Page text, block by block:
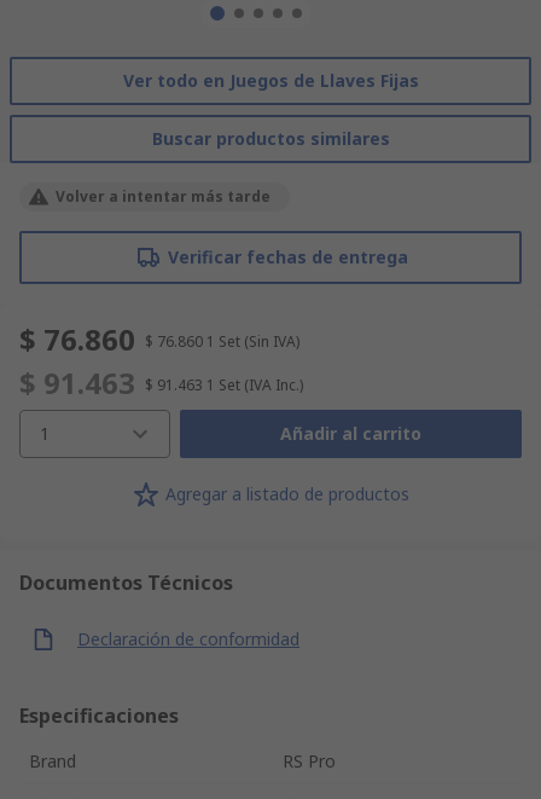
Ver todo en Juegos de Llaves Fijas
Buscar productos similares
Volver a intentar más tarde
Verificar fechas de entrega
$ 76.860 $ 76.860 1 Set (Sin IVA)
$ 91.463 $ 91.463 1 Set (IVA Inc.)
1 Añadir al carrito
Agregar a listado de productos
Documentos Técnicos
Declaración de conformidad
Especificaciones
Brand
RS Pro